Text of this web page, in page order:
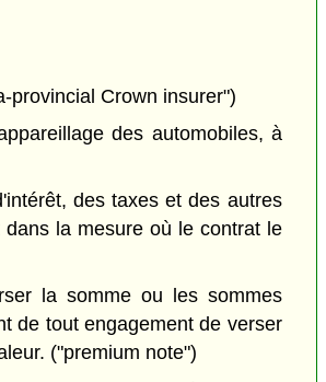
provincial Crown insurer")
des automobiles, à
des taxes et des autres
la mesure où le contrat le
la somme ou les sommes
de tout engagement de verser
("premium note")